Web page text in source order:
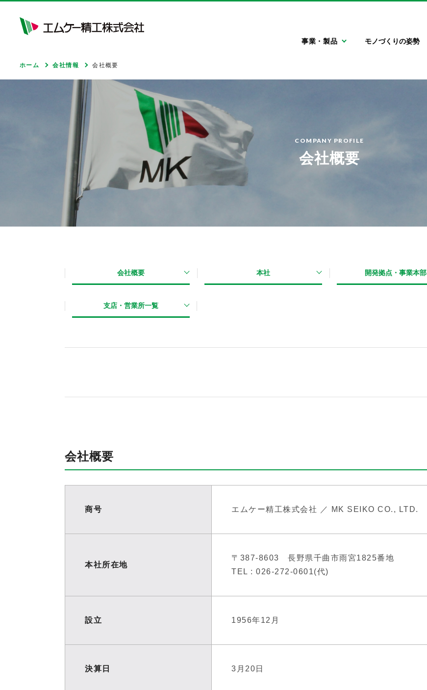
事業・製品
モビリティ&サービス
高圧洗浄機
気充填機
LLC関連機器 エアコン関連機器
店舗用表示機 工事用表示機 官公需用情報板等
ライフ&サポート
モノづくりの姿勢
サステナビリティ
ホーム 会社情報 会社概要
COMPANY PROFILE
会社概要
会社概要 本社 開発拠点・事業本部
支店・営業所一覧
会社概要
商号 エムケー精工株式会社 ／ MK SEIKO CO., LTD.
本社所在地
〒387-8603 長野県千曲市雨宮1825番地
TEL : 026-272-0601(代)
設立 1956年12月
決算日 3月20日